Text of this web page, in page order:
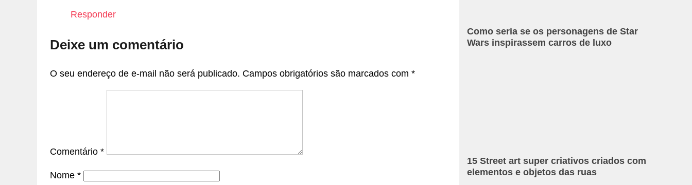
Responder
Deixe um comentário
O seu endereço de e-mail não será publicado. Campos obrigatórios são marcados com *
Comentário *
Nome *
Como seria se os personagens de Star
Wars inspirassem carros de luxo
15 Street art super criativos criados com
elementos e objetos das ruas